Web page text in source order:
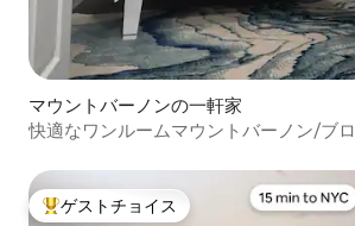
マウントバーノンの一軒家
快適なワンルームマウントバーノン/ブ
大好評のゲストチョイスです。
ゲストチョイス